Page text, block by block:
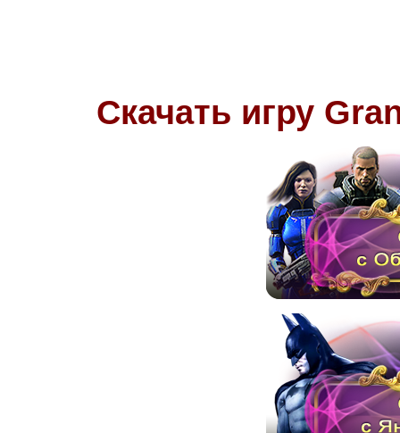
Скачать игру